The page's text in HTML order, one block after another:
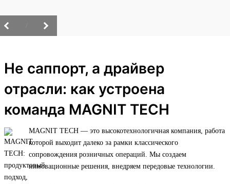
Не саппорт, а драйвер
отрасли: как устроена
команда MAGNIT TECH
MAGNIT TECH — это высокотехнологичная компания, работа
которой выходит далеко за рамки классического
сопровождения розничных операций. Мы создаем
инновационные решения, внедряем передовые технологии.